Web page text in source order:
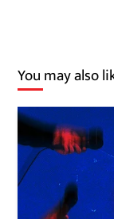
You may also